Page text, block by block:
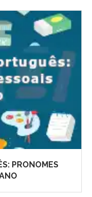
PRONOMES